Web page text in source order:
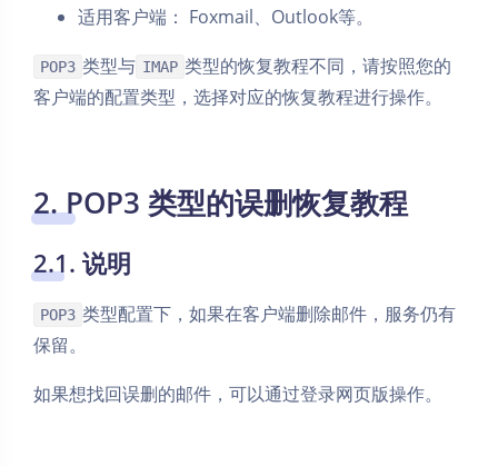
适用客户端： Foxmail、Outlook等。
POP3 类型与 IMAP 类型的恢复教程不同，请按照您的
客户端的配置类型，选择对应的恢复教程进行操作。
2. POP3 类型的误删恢复教程
2.1. 说明
POP3 类型配置下，如果在客户端删除邮件，服务仍有
保留。
如果想找回误删的邮件，可以通过登录网页版操作。